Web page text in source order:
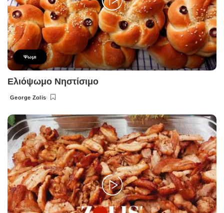
Ψωμι
Ελιόψωμο Νηστίσιμο
Posted
George Zolis